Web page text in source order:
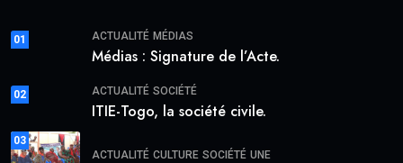
01 ACTUALITÉ MÉDIAS
Médias : Signature de l’Acte.
02 ACTUALITÉ SOCIÉTÉ
ITIE-Togo, la société civile.
03
ACTUALITÉ CULTURE SOCIÉTÉ UNE